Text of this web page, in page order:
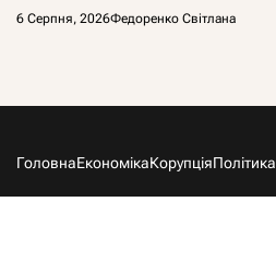
6 Серпня, 2026Федоренко Світлана
ГоловнаЕкономікаКорупціяПолітика